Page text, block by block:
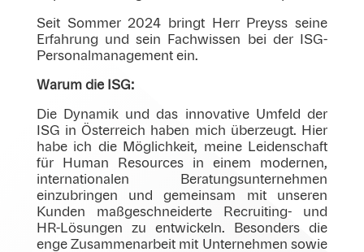
Seit Sommer 2024 bringt Herr Preyss seine
Erfahrung und sein Fachwissen bei der ISG-
Personalmanagement ein.
Warum die ISG:
Die Dynamik und das innovative Umfeld der
ISG in Österreich haben mich überzeugt. Hier
habe ich die Möglichkeit, meine Leidenschaft
für Human Resources in einem modernen,
internationalen Beratungsunternehmen
einzubringen und gemeinsam mit unseren
Kunden maßgeschneiderte Recruiting- und
HR-Lösungen zu entwickeln. Besonders die
enge Zusammenarbeit mit Unternehmen sowie